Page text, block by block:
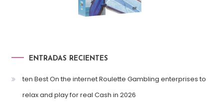
ENTRADAS RECIENTES
ten Best On the internet Roulette Gambling enterprises to
relax and play for real Cash in 2026